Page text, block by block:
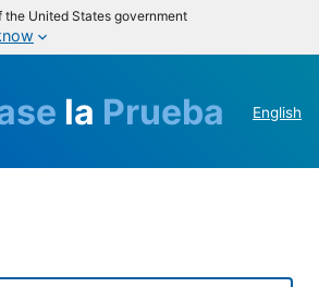
United States government
la Prueba English